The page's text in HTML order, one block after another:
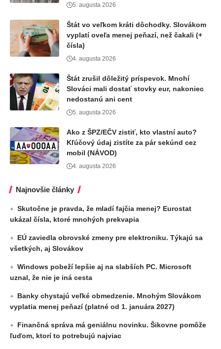
5. augusta 2026
Štát vo veľkom kráti dôchodky. Slovákom
vyplatí oveľa menej peňazí, než čakali (+
čísla)
4. augusta 2026
Štát zrušil dôležitý príspevok. Mnohí
Slováci mali dostať stovky eur, nakoniec
nedostanú ani cent
5. augusta 2026
Ako z ŠPZ/EČV zistiť, kto vlastní auto?
Kľúčový údaj zistíte za pár sekúnd cez
mobil (NÁVOD)
4. augusta 2026
Najnovšie články
Skutočne je pravda, že mladí fajčia menej? Eurostat
ukázal čísla, ktoré mnohých prekvapia
EÚ zaviedla obrovské zmeny pre elektroniku. Týkajú sa
všetkých, aj Slovákov
Windows pobeží lepšie aj na slabších PC. Microsoft
uznal, že nie je iná cesta
Banky chystajú veľké obmedzenie. Mnohým Slovákom
vyplatia menej peňazí (platné od 1. januára 2027)
Finančná správa má geniálnu novinku. Šikovne pomôže
ľuďom, ktorí to potrebujú najviac